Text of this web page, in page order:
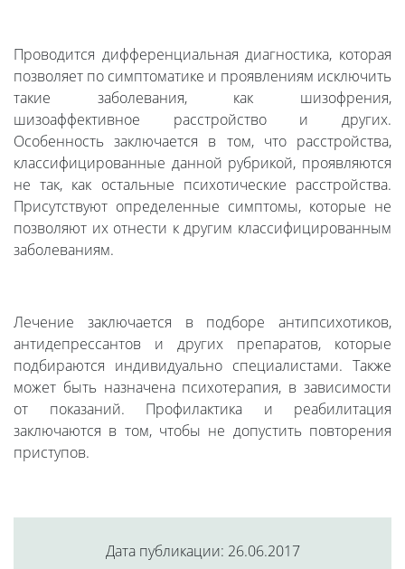
Проводится дифференциальная диагностика, которая
позволяет по симптоматике и проявлениям исключить
такие заболевания, как шизофрения,
шизоаффективное расстройство и других.
Особенность заключается в том, что расстройства,
классифицированные данной рубрикой, проявляются
не так, как остальные психотические расстройства.
Присутствуют определенные симптомы, которые не
позволяют их отнести к другим классифицированным
заболеваниям.
Лечение заключается в подборе антипсихотиков,
антидепрессантов и других препаратов, которые
подбираются индивидуально специалистами. Также
может быть назначена психотерапия, в зависимости
от показаний. Профилактика и реабилитация
заключаются в том, чтобы не допустить повторения
приступов.
Дата публикации: 26.06.2017